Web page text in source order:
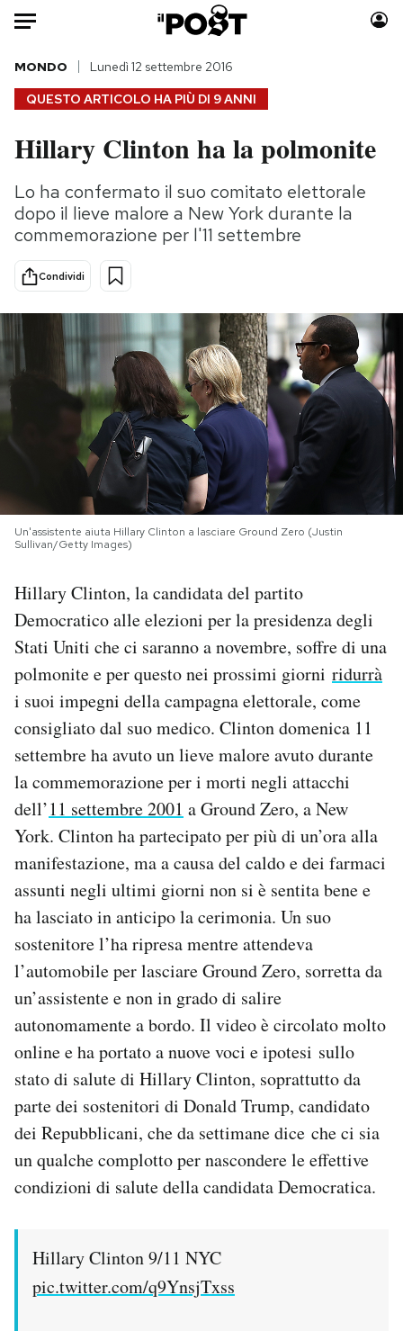
Auto
HOME
Italia
Politica
Scienza
Economia
Moda
Consumismi
Storie/Idee
Altrecose
Mondiali calcio 2026
PODCAST
NEWSLETTER
SHOP
CALENDARIO
AREA PERSONALE
Area Personale
Notifiche mobile
Regala il Post
Hai bisogno di aiuto?
Esci
QUESTO ARTICOLO HA PIÙ DI 9 ANNI
MONDO Lunedì 12 settembre 2016
Hillary Clinton ha la polmonite
Lo ha confermato il suo comitato elettorale
dopo il lieve malore a New York durante la
commemorazione per l'11 settembre
Condividi
Un'assistente aiuta Hillary Clinton a lasciare Ground Zero (Justin
Sullivan/Getty Images)
Hillary Clinton, la candidata del partito
Democratico alle elezioni per la presidenza degli
Stati Uniti che ci saranno a novembre, soffre di una
polmonite e per questo nei prossimi giorni ridurrà
i suoi impegni della campagna elettorale, come
consigliato dal suo medico. Clinton domenica 11
settembre ha avuto un lieve malore avuto durante
la commemorazione per i morti negli attacchi
dell’11 settembre 2001 a Ground Zero, a New
York. Clinton ha partecipato per più di un’ora alla
manifestazione, ma a causa del caldo e dei farmaci
assunti negli ultimi giorni non si è sentita bene e
ha lasciato in anticipo la cerimonia. Un suo
sostenitore l’ha ripresa mentre attendeva
l’automobile per lasciare Ground Zero, sorretta da
un’assistente e non in grado di salire
autonomamente a bordo. Il video è circolato molto
online e ha portato a nuove voci e ipotesi sullo
stato di salute di Hillary Clinton, soprattutto da
parte dei sostenitori di Donald Trump, candidato
dei Repubblicani, che da settimane dice che ci sia
un qualche complotto per nascondere le effettive
condizioni di salute della candidata Democratica.
Hillary Clinton 9/11 NYC
pic.twitter.com/q9YnsjTxss